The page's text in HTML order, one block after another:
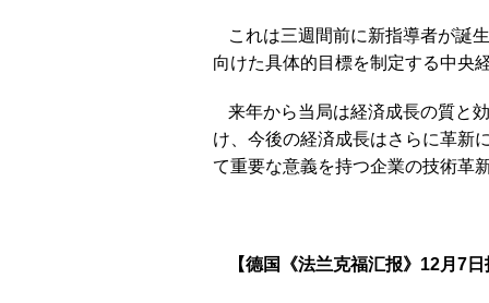
これは三週間前に新指導者が誕
向けた具体的目標を制定する中央
来年から当局は経済成長の質と
け、今後の経済成長はさらに革新
て重要な意義を持つ企業の技術革
【德国《法兰克福汇报》12月7